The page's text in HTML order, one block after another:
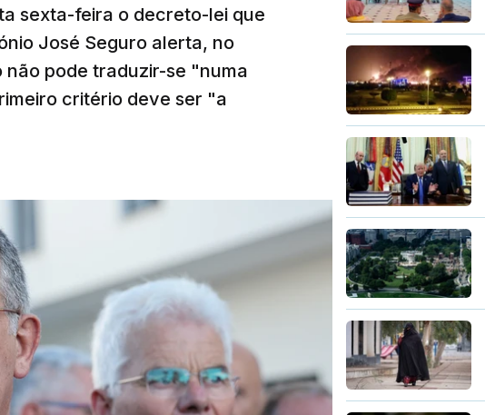
sexta-feira o decreto-lei que
José Seguro alerta, no
pode traduzir-se "numa
critério deve ser "a